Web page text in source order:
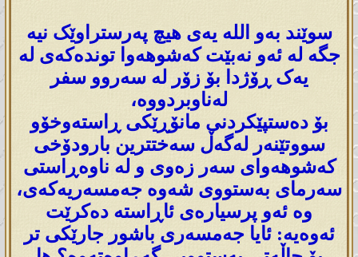
سوێند بەو اللە یەی هیچ پەرستراوێک نیە
جگە لە ئەو نەبێت کەشوهەوا توندەکەی لە
یەک ڕۆژدا بۆ زۆر لە سەروو سفر
لەناوبردووە،
بۆ دەستپێکردنی مانۆڕێکی ڕاستەوخۆو
سووتێنەر لەگەڵ سەختترین بارودۆخی
کەشوهەوای سەر زەوی و لە ناوەڕاستی
سەرمای بەستووی شەوە جەمسەریەکەی،
وە ئەو پرسیارەی ئاڕاستە دەکرێت
ئەوەیە: ئایا جەمسەری باشور جارێکی تر